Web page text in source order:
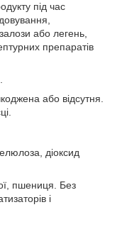
під час
або легень,
препаратів
або відсутня.
діоксид
пшениця. Без
і